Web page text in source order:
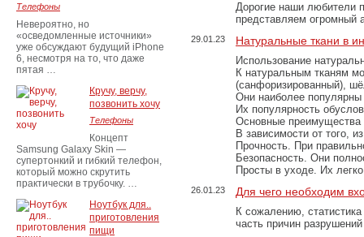
Дорогие наши любители
представляем огромный
29.01.23 Натуральные ткани в
Использование
К натуральным тканям
(санфоризированный),
Они наиболее популярны
Их популярность
Основные преимущества
В зависимости от того,
Прочность. При
Безопасность. Они
Просты в уходе. Их
26.01.23 Для чего необходим
К сожалению,
часть причин
Телефоны
Невероятно, но
«осведомленные источники»
уже обсуждают будущий iPhone
6, несмотря на то, что даже
пятая …
Кручу, верчу,
позвонить хочу
Телефоны
Концепт
Samsung Galaxy Skin —
супертонкий и гибкий телефон,
который можно скрутить
практически в трубочку. …
Ноутбук для..
приготовления
пищи